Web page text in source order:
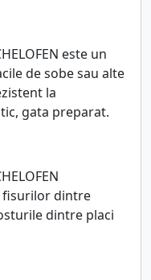
este un
de sobe sau alte
la
gata preparat.
fisurilor dintre
dintre placi